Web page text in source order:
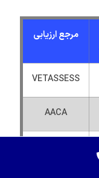
مرجع ارزیابی
VETASSESS
AACA